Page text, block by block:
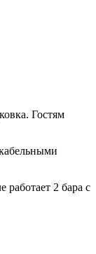
Гостям
2 бара с